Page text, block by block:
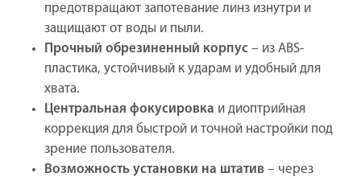
предотвращают запотевание линз изнутри и
защищают от воды и пыли.
Прочный обрезиненный корпус – из ABS-
пластика, устойчивый к ударам и удобный для
хвата.
Центральная фокусировка и диоптрийная
коррекция для быстрой и точной настройки под
зрение пользователя.
Возможность установки на штатив – через